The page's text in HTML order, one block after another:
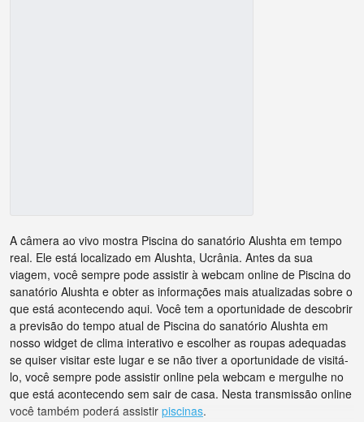
A câmera ao vivo mostra Piscina do sanatório Alushta em tempo
real. Ele está localizado em Alushta, Ucrânia. Antes da sua
viagem, você sempre pode assistir à webcam online de Piscina do
sanatório Alushta e obter as informações mais atualizadas sobre o
que está acontecendo aqui. Você tem a oportunidade de descobrir
a previsão do tempo atual de Piscina do sanatório Alushta em
nosso widget de clima interativo e escolher as roupas adequadas
se quiser visitar este lugar e se não tiver a oportunidade de visitá-
lo, você sempre pode assistir online pela webcam e mergulhe no
que está acontecendo sem sair de casa. Nesta transmissão online
você também poderá assistir piscinas.